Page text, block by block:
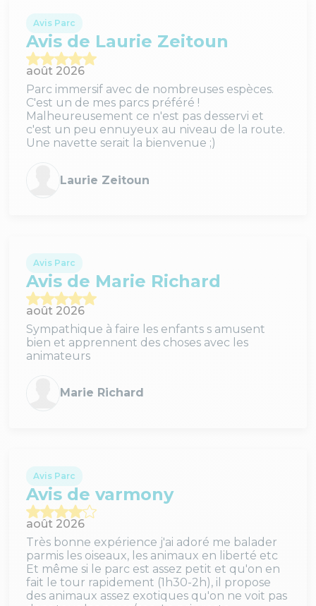
Avis Parc
Avis de Laurie Zeitoun
août 2026
Parc immersif avec de nombreuses espèces.
C'est un de mes parcs préféré !
Malheureusement ce n'est pas desservi et
c'est un peu ennuyeux au niveau de la route.
Une navette serait la bienvenue ;)
Laurie Zeitoun
Avis Parc
Avis de Marie Richard
août 2026
Sympathique à faire les enfants s amusent
bien et apprennent des choses avec les
animateurs
Marie Richard
Avis Parc
Avis de varmony
août 2026
Très bonne expérience j'ai adoré me balader
parmis les oiseaux, les animaux en liberté etc
Et même si le parc est assez petit et qu'on en
fait le tour rapidement (1h30-2h), il propose
des animaux assez exotiques qu'on ne voit pas